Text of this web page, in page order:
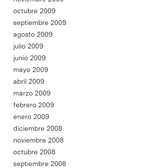
octubre 2009
septiembre 2009
agosto 2009
julio 2009
junio 2009
mayo 2009
abril 2009
marzo 2009
febrero 2009
enero 2009
diciembre 2008
noviembre 2008
octubre 2008
septiembre 2008